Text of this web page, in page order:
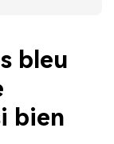
bleu
bien